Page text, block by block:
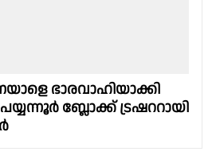
ഭാരവാഹിയാക്കി
ബ്ലോക്ക് ട്രഷററായി